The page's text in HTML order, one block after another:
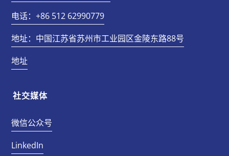
电话：+86 512 62990779
地址：中国江苏省苏州市工业园区金陵东路88号
地址
社交媒体
微信公众号
LinkedIn